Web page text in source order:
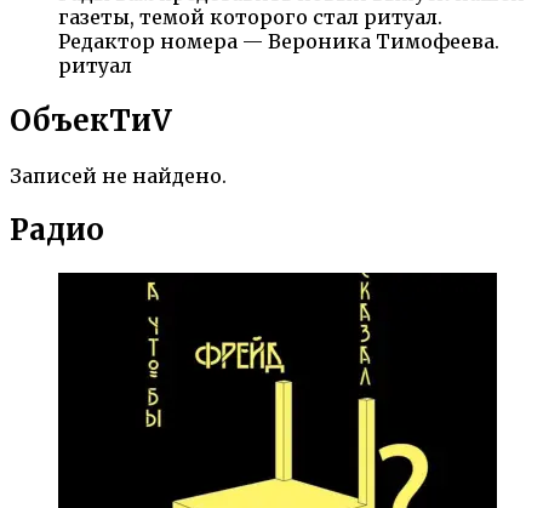
газеты, темой которого стал ритуал.
Редактор номера — Вероника Тимофеева.
ритуал
ОбъекTиV
Записей не найдено.
Радио